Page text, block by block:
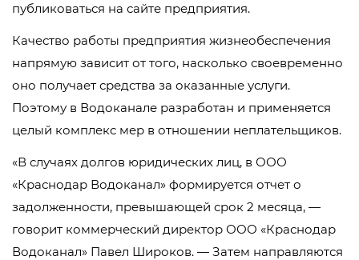
публиковаться на сайте предприятия.
Качество работы предприятия жизнеобеспечения
напрямую зависит от того, насколько своевременно
оно получает средства за оказанные услуги.
Поэтому в Водоканале разработан и применяется
целый комплекс мер в отношении неплательщиков.
«В случаях долгов юридических лиц, в ООО
«Краснодар Водоканал» формируется отчет о
задолженности, превышающей срок 2 месяца, —
говорит коммерческий директор ООО «Краснодар
Водоканал» Павел Широков. — Затем направляются